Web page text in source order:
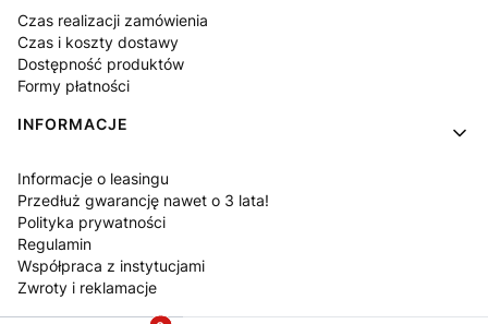
Czas realizacji zamówienia
Czas i koszty dostawy
Dostępność produktów
Formy płatności
INFORMACJE
Informacje o leasingu
Przedłuż gwarancję nawet o 3 lata!
Polityka prywatności
Regulamin
Współpraca z instytucjami
Zwroty i reklamacje